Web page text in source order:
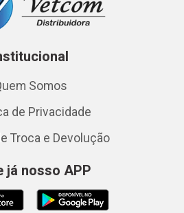
Somos
de Privacidade
Troca e Devolução
já nosso APP